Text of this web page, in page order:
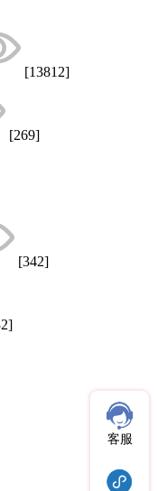
[13812]
[269]
[342]
客服